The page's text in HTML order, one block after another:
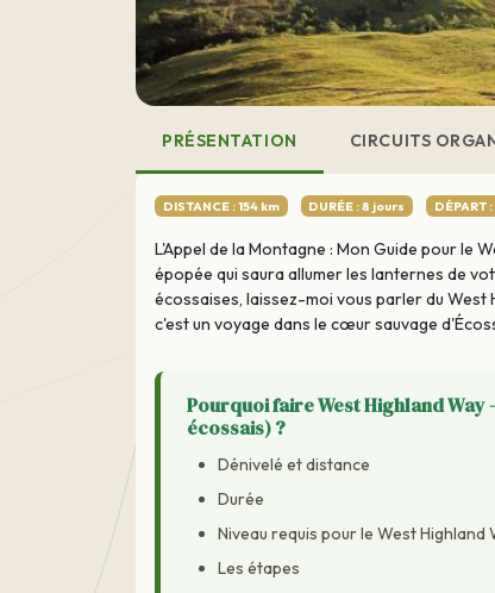
PRÉSENTATION CIRCUITS
DISTANCE : 154 km DURÉE : 8 jours DÉPART
L'Appel de la Montagne : Mon Guide pour le
épopée qui saura allumer les lanternes de
écossaises, laissez-moi vous parler du West
c'est un voyage dans le cœur sauvage
Pourquoi faire West Highland
écossais) ?
Dénivelé et distance
Durée
Niveau requis pour le West Highland
Les étapes